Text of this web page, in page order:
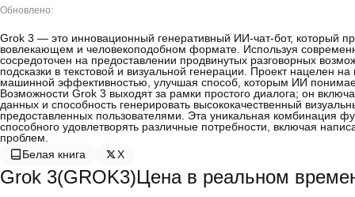
Обновлено:
Grok 3 — это инновационный генеративный ИИ-чат-бот, который
вовлекающем и человекоподобном формате. Используя
сосредоточен на предоставлении продвинутых разговорных
подсказки в текстовой и визуальной генерации. Проект нацелен
машинной эффективностью, улучшая способ, которым ИИ
Возможности Grok 3 выходят за рамки простого диалога; он
данных и способность генерировать высококачественный
предоставленных пользователями. Эта уникальная комбинация
способного удовлетворять различные потребности, включая
проблем.
Белая книга
X
Grok 3(GROK3)Цена в реальном